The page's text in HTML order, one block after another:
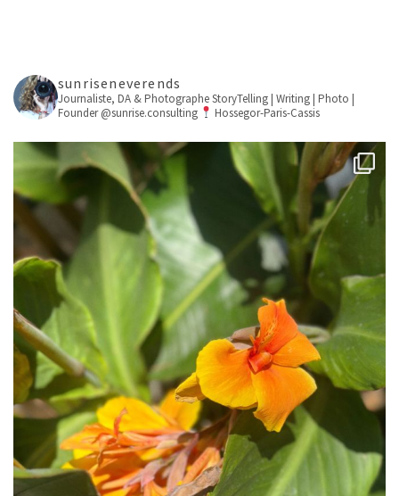
sunriseneverends
Journaliste, DA & PhotographeStoryTelling | Writing | Photo |
Founder @sunrise.consulting
Hossegor-Paris-Cassis